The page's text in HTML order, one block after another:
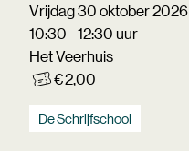
Vrijdag 30 oktober 2026
10:30 - 12:30 uur
Het Veerhuis
€ 2,00
De Schrijfschool